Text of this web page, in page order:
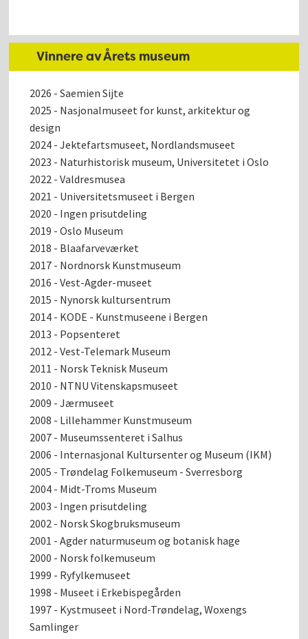
Vinnere av Årets museum
2026 - Saemien Sijte
2025 - Nasjonalmuseet for kunst, arkitektur og
design
2024 - Jektefartsmuseet, Nordlandsmuseet
2023 - Naturhistorisk museum, Universitetet i Oslo
2022 - Valdresmusea
2021 - Universitetsmuseet i Bergen
2020 - Ingen prisutdeling
2019 - Oslo Museum
2018 - Blaafarveværket
2017 - Nordnorsk Kunstmuseum
2016 - Vest-Agder-museet
2015 - Nynorsk kultursentrum
2014 - KODE - Kunstmuseene i Bergen
2013 - Popsenteret
2012 - Vest-Telemark Museum
2011 - Norsk Teknisk Museum
2010 - NTNU Vitenskapsmuseet
2009 - Jærmuseet
2008 - Lillehammer Kunstmuseum
2007 - Museumssenteret i Salhus
2006 - Internasjonal Kultursenter og Museum (IKM)
2005 - Trøndelag Folkemuseum - Sverresborg
2004 - Midt-Troms Museum
2003 - Ingen prisutdeling
2002 - Norsk Skogbruksmuseum
2001 - Agder naturmuseum og botanisk hage
2000 - Norsk folkemuseum
1999 - Ryfylkemuseet
1998 - Museet i Erkebispegården
1997 - Kystmuseet i Nord-Trøndelag, Woxengs
Samlinger